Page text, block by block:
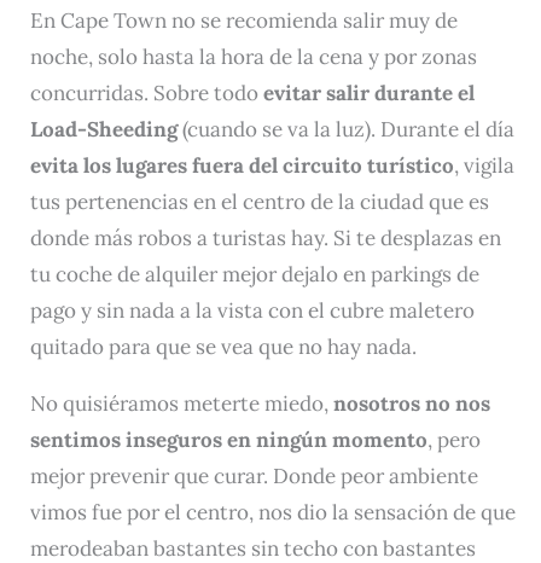
En Cape Town no se recomienda salir muy de
noche, solo hasta la hora de la cena y por zonas
concurridas. Sobre todoevitar salir durante el
Load-Sheeding(cuando se va la luz). Durante el día
evita los lugares fuera del circuito turístico, vigila
tus pertenencias en el centro de la ciudad que es
donde más robos a turistas hay. Si te desplazas en
tu coche de alquiler mejor dejalo en parkings de
pago y sin nada a la vista con el cubre maletero
quitado para que se vea que no hay nada.
No quisiéramos meterte miedo,nosotros no nos
sentimos inseguros en ningún momento, pero
mejor prevenir que curar. Donde peor ambiente
vimos fue por el centro, nos dio la sensación de que
merodeaban bastantes sin techo con bastantes